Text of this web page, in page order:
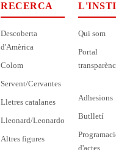
RECERCA
Descoberta
d'Amèrica
Colom
Servent/Cervantes
Lletres catalanes
Lleonard/Leonardo
Altres figures
Qui som
Portal
Adhesions
Butlletí
d'actes